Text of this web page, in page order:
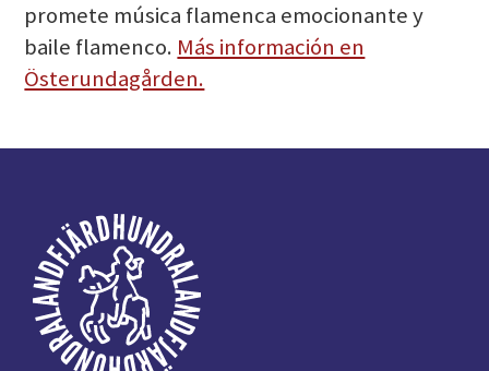
promete música flamenca emocionante y
baile flamenco. Más información en
Österundagården.
página